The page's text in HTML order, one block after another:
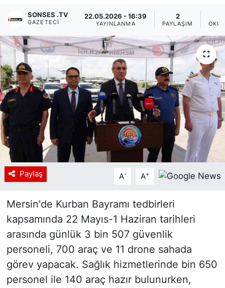
SONSES .TV
GAZETECI
22.05.2026 - 16:39
YAYINLANMA
2
PAYLAŞIM
Paylaş A- A+
Mersin'de Kurban Bayramı tedbirleri
kapsamında 22 Mayıs-1 Haziran tarihleri
arasında günlük 3 bin 507 güvenlik
personeli, 700 araç ve 11 drone sahada
görev yapacak. Sağlık hizmetlerinde bin 650
personel ile 140 araç hazır bulunurken,
Haberde insan
Tanıtım